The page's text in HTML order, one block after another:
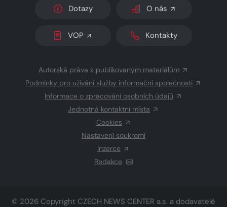
Dotazy O nás
VOP Kontakty
Autorská práva k publikovaným materiálům
Podmínky pro užívání služby informační společnosti
Informace o zpracování osobních údajů
Jednotná kontaktní místa
Cookies
Nastavení soukromí
Inzerce
Redakce
© 2026 Copyright CZECH NEWS CENTER a.s. a dodavatelé